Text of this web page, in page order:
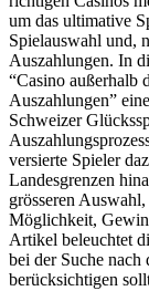
um das ultimative
Spielauswahl und,
Auszahlungen. In
“Casino außerhalb
Auszahlungen”
Schweizer
versierte Spieler
Landesgrenzen
grösseren
Möglichkeit,
Artikel beleuchtet
bei der Suche
berücksichtigen